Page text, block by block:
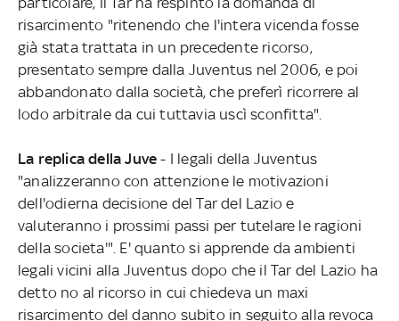
risarcimento "ritenendo che l'intera vicenda fosse
già stata trattata in un precedente ricorso,
presentato sempre dalla Juventus nel 2006, e poi
abbandonato dalla società, che preferì ricorrere al
lodo arbitrale da cui tuttavia uscì sconfitta".
La replica della Juve - I legali della Juventus
"analizzeranno con attenzione le motivazioni
dell'odierna decisione del Tar del Lazio e
valuteranno i prossimi passi per tutelare le ragioni
della societa'". E' quanto si apprende da ambienti
legali vicini alla Juventus dopo che il Tar del Lazio ha
detto no al ricorso in cui chiedeva un maxi
risarcimento del danno subito in seguito alla revoca